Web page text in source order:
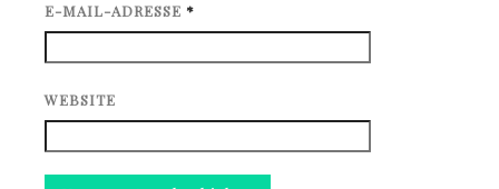
E-MAIL-ADRESSE *
WEBSITE